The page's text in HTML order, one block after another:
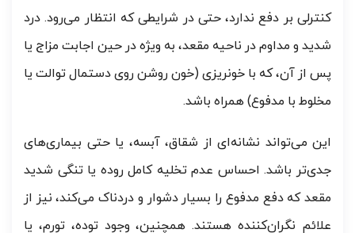
کنترلی بر دفع ندارد، حتی در شرایطی که انتظار می‌رود. درد
شدید و مداوم در ناحیه مقعد، به ویژه در حین اجابت مزاج یا
پس از آن، که با خونریزی (خون روشن روی دستمال توالت یا
مخلوط با مدفوع) همراه باشد.
این می‌تواند نشانه‌ای از شقاق، آبسه، یا حتی بیماری‌های
جدی‌تر باشد. احساس عدم تخلیه کامل روده یا تنگی شدید
مقعد که دفع مدفوع را بسیار دشوار و دردناک می‌کند، نیز از
علائم نگران‌کننده هستند. همچنین، وجود توده، تورم، یا